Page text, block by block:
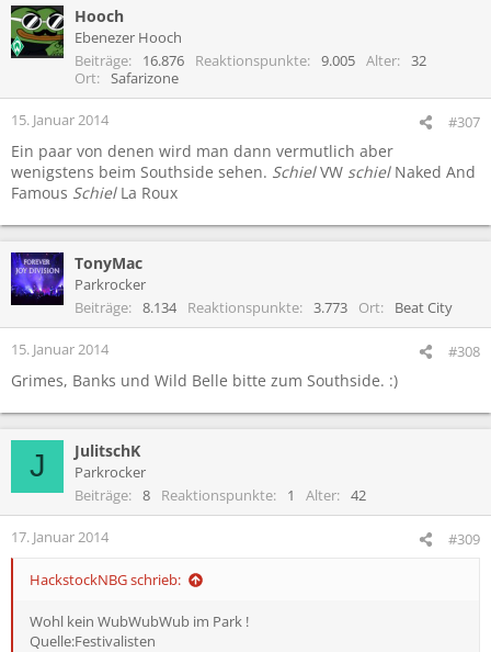
Hooch
Ebenezer Hooch
Beiträge
16.876 Reaktionspunkte 9.005 Alter
32
Ort
Safarizone
15. Januar 2014 #307
Ein paar von denen wird man dann vermutlich aber
wenigstens beim Southside sehen. SchielVW schielNaked And
Famous Schiel La Roux
TonyMac
Parkrocker
Beiträge
8.134 Reaktionspunkte 3.773 Ort Beat City
15. Januar 2014 #308
Grimes, Banks und Wild Belle bitte zum Southside. :)
J JulitschK
Parkrocker
Beiträge
8 Reaktionspunkte 1 Alter 42
17. Januar 2014 #309
HackstockNBG schrieb:
Wohl kein WubWubWub im Park !
Quelle:Festivalisten